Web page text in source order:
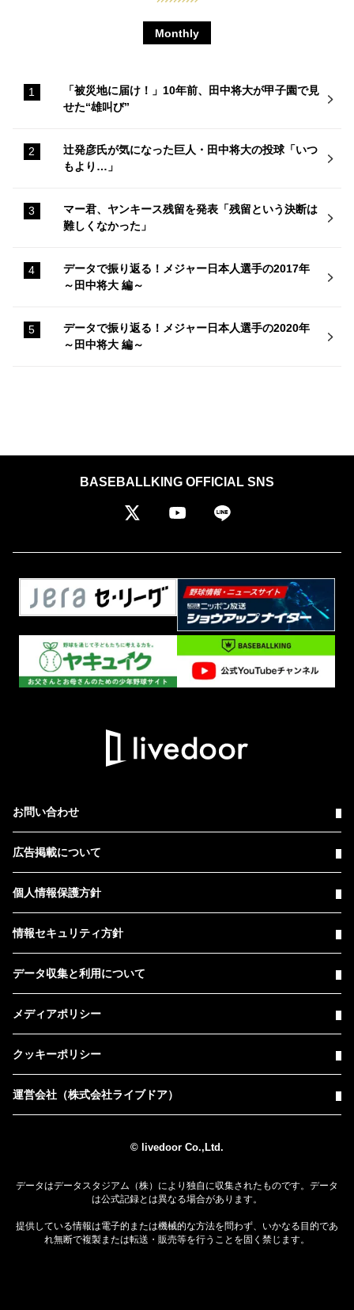
Monthly
「被災地に届け！」10年前、田中将大が甲子園で見
せた“雄叫び”
辻発彦氏が気になった巨人・田中将大の投球「いつ
もより…」
マー君、ヤンキース残留を発表「残留という決断は
難しくなかった」
データで振り返る！メジャー日本人選手の2017年
～田中将大 編～
データで振り返る！メジャー日本人選手の2020年
～田中将大 編～
BASEBALLKING OFFICIAL SNS
お問い合わせ
広告掲載について
個人情報保護方針
情報セキュリティ方針
データ収集と利用について
メディアポリシー
クッキーポリシー
運営会社（株式会社ライブドア）
© livedoor Co.,Ltd.
データはデータスタジアム（株）により独自に収集されたものです。データ
は公式記録とは異なる場合があります。
提供している情報は電子的または機械的な方法を問わず、いかなる目的であ
れ無断で複製または転送・販売等を行うことを固く禁じます。